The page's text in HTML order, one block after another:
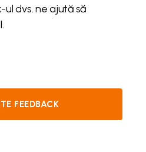
dvs. ne ajută să
FEEDBACK